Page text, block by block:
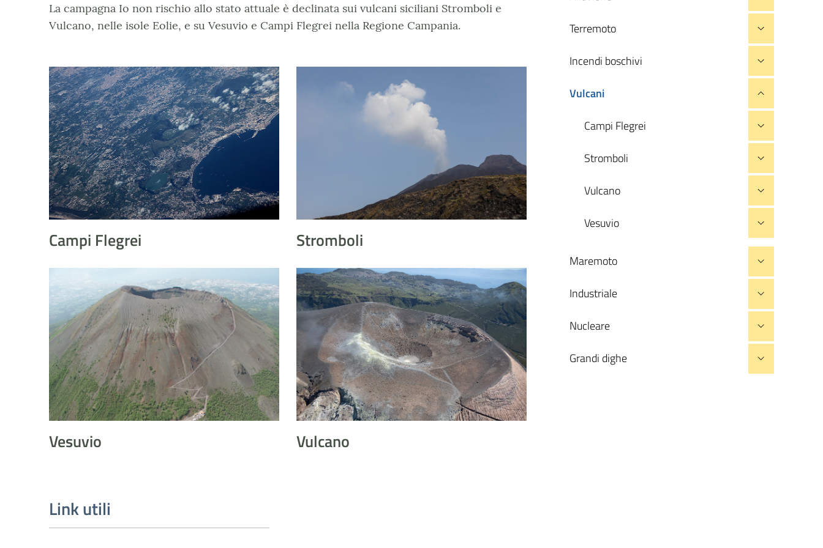
La campagna Io non rischio allo stato attuale è declinata sui vulcani siciliani Stromboli e
Vulcano, nelle isole Eolie, e su Vesuvio e Campi Flegrei nella Regione Campania.
Campi Flegrei
Campi Flegrei Stromboli
Vesuvio
Vulcano
Vulcano
Link utili
Terremoto
Incendi boschivi
Vulcani
Campi Flegrei
Stromboli
Vulcano
Vesuvio
Maremoto
Industriale
Nucleare
Grandi dighe